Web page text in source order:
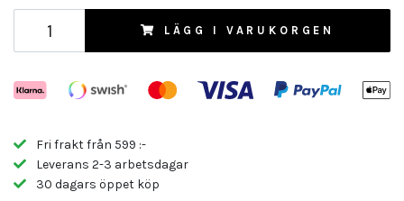
LÄGG I VARUKORGEN
Fri frakt från 599 :-
Leverans 2-3 arbetsdagar
30 dagars öppet köp